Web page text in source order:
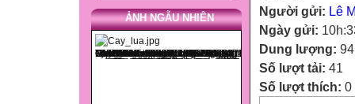
ẢNH NGẪU NHIÊN
Người gửi: Lê
Ngày gửi:
Dung lượng:
Số lượt tải: 41
Số lượt thích: 0